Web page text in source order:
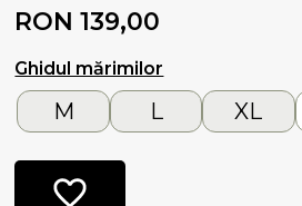
RON 139,00
Ghidul mărimilor
M L XL